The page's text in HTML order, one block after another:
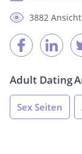
3882
Adult Dating
Sex Seiten